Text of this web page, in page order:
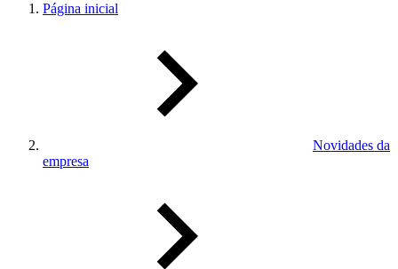
Página inicial
Novidades da
empresa